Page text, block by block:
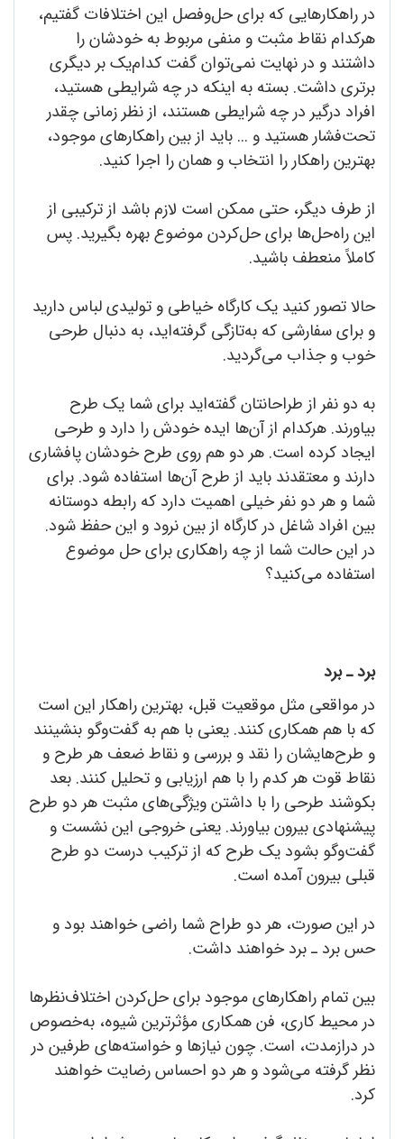
در راهکارهایی که برای حل‌وفصل این اختلافات گفتیم،
هرکدام نقاط مثبت و منفی مربوط به خودشان را
داشتند و در نهایت نمی‌توان گفت کدام‌یک بر دیگری
برتری داشت. بسته به اینکه در چه شرایطی هستید،
افراد درگیر در چه شرایطی هستند، از نظر زمانی چقدر
تحت‌فشار هستید و ... باید از بین راهکارهای موجود،
بهترین راهکار را انتخاب و همان را اجرا کنید.
از طرف دیگر، حتی ممکن است لازم باشد از ترکیبی از
این راه‌حل‌ها برای حل‌کردن موضوع بهره بگیرید. پس
کاملاً منعطف باشید.
حالا تصور کنید یک کارگاه خیاطی و تولیدی لباس دارید
و برای سفارشی که به‌تازگی گرفته‌اید، به دنبال طرحی
خوب و جذاب می‌گردید.
به دو نفر از طراحانتان گفته‌اید برای شما یک طرح
بیاورند. هرکدام از آن‌ها ایده خودش را دارد و طرحی
ایجاد کرده است. هر دو هم روی طرح خودشان پافشاری
دارند و معتقدند باید از طرح آن‌ها استفاده شود. برای
شما و هر دو نفر خیلی اهمیت دارد که رابطه دوستانه
بین افراد شاغل در کارگاه از بین نرود و این حفظ شود.
در این حالت شما از چه راهکاری برای حل موضوع
استفاده می‌کنید؟
برد ـ برد
در مواقعی مثل موقعیت قبل، بهترین راهکار این است
که با هم همکاری کنند. یعنی با هم به گفت‌وگو بنشینند
و طرح‌هایشان را نقد و بررسی و نقاط ضعف هر طرح و
نقاط قوت هر کدم را با هم ارزیابی و تحلیل کنند. بعد
بکوشند طرحی را با داشتن ویژگی‌های مثبت هر دو طرح
پیشنهادی بیرون بیاورند. یعنی خروجی این نشست و
گفت‌وگو بشود یک طرح که از ترکیب درست دو طرح
قبلی بیرون آمده است.
در این صورت، هر دو طراح شما راضی خواهند بود و
حس برد ـ برد خواهند داشت.
بین تمام راهکارهای موجود برای حل‌کردن اختلاف‌نظرها
در محیط کاری، فن همکاری مؤثرترین شیوه، به‌خصوص
در درازمدت، است. چون نیازها و خواسته‌های طرفین در
نظر گرفته می‌شود و هر دو احساس رضایت خواهند
کرد.